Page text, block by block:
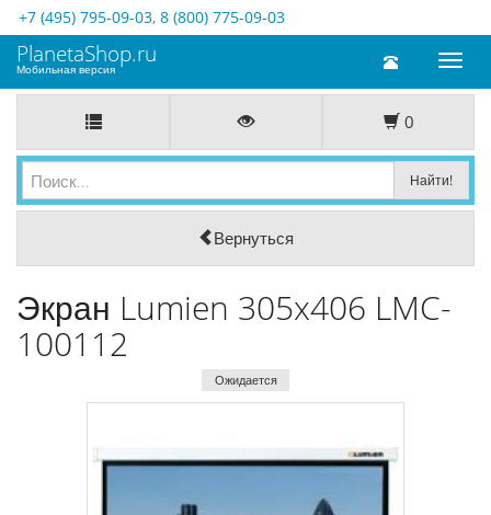
+7 (495) 795-09-03, 8 (800) 775-09-03
Toggle
PlanetaShop.ru
Мобильная версия
0
Вернуться
Экран Lumien 305x406 LMC-
100112
Ожидается